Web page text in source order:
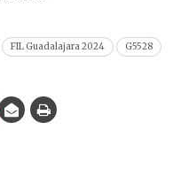
FIL Guadalajara 2024
G5528